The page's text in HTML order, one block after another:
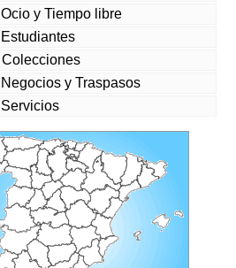
Ocio y Tiempo libre
Estudiantes
Colecciones
Negocios y Traspasos
Servicios